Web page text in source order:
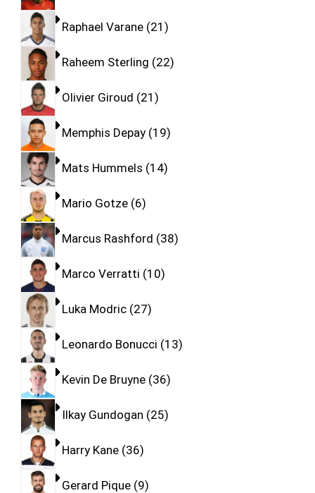
Raphael Varane 21
Raheem Sterling 22
Olivier Giroud 21
Memphis Depay 19
Mats Hummels 14
Mario Gotze 6
Marcus Rashford 38
Marco Verratti 10
Luka Modric 27
Leonardo Bonucci 13
Kevin De Bruyne 36
Ilkay Gundogan 25
Harry Kane 36
Gerard Pique 9